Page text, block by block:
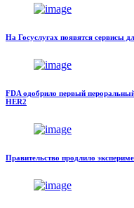
На Госуслугах появятся сервисы
FDA одобрило первый
HER2
Правительство продлило